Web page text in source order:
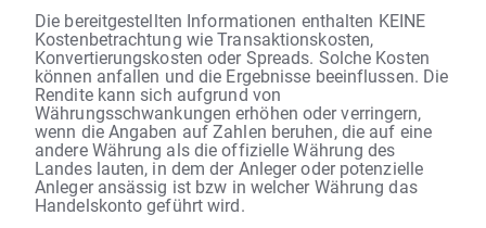
Die bereitgestellten Informationen enthalten KEINE
Kostenbetrachtung wie Transaktionskosten,
Konvertierungskosten oder Spreads. Solche Kosten
können anfallen und die Ergebnisse beeinflussen. Die
Rendite kann sich aufgrund von
Währungsschwankungen erhöhen oder verringern,
wenn die Angaben auf Zahlen beruhen, die auf eine
andere Währung als die offizielle Währung des
Landes lauten, in dem der Anleger oder potenzielle
Anleger ansässig ist bzw in welcher Währung das
Handelskonto geführt wird.